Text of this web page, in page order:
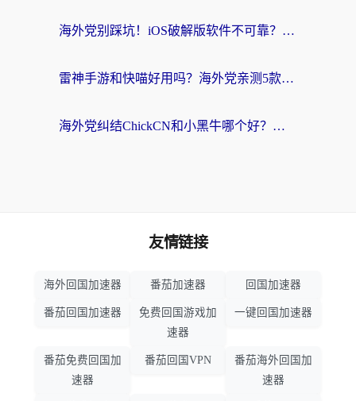
海外党别踩坑！iOS破解版软件不可靠？教你选对回国加速器无缝看国内资源
雷神手游和快喵好用吗？海外党亲测5款回国加速器，附斧牛Bling对比+微信视频号解决办法
海外党纠结ChickCN和小黑牛哪个好？一篇帮你选对回国加速器的实用指南
友情链接
海外回国加速器 番茄加速器 回国加速器
番茄回国加速器
免费回国游戏加
速器
一键回国加速器
番茄免费回国加
速器
番茄回国VPN
番茄海外回国加
速器